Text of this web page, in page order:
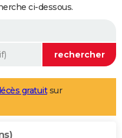
ci-dessous.
gratuitsur